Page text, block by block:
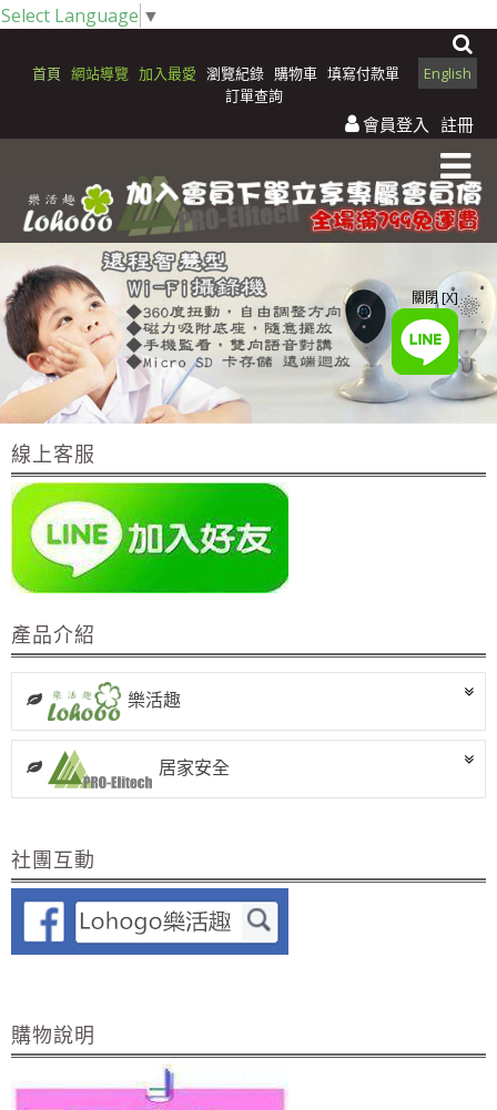
Select Language ▼
首頁 網站導覽 加入最愛 English
瀏覽紀錄 購物車 填寫付款單
訂單查詢
會員登入 註冊
線上客服
產品介紹
樂活趣
居家安全
社團互動
購物說明
關閉 [X]